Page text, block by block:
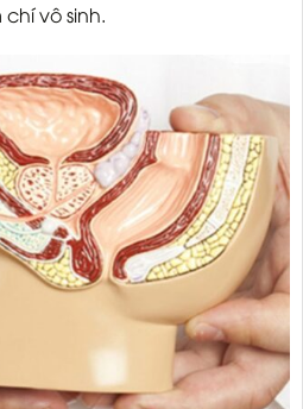
vô sinh.